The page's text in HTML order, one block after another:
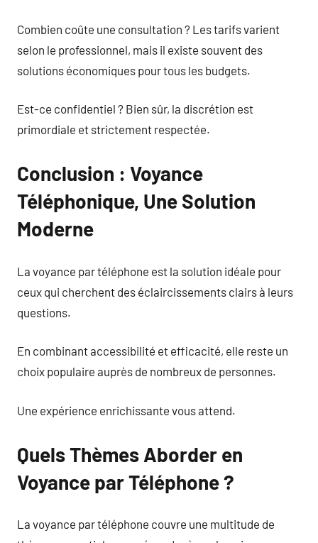
Combien coûte une consultation ? Les tarifs varient
selon le professionnel, mais il existe souvent des
solutions économiques pour tous les budgets.
Est-ce confidentiel ? Bien sûr, la discrétion est
primordiale et strictement respectée.
Conclusion : Voyance
Téléphonique, Une Solution
Moderne
La voyance par téléphone est la solution idéale pour
ceux qui cherchent des éclaircissements clairs à leurs
questions.
En combinant accessibilité et efficacité, elle reste un
choix populaire auprès de nombreux de personnes.
Une expérience enrichissante vous attend.
Quels Thèmes Aborder en
Voyance par Téléphone ?
La voyance par téléphone couvre une multitude de